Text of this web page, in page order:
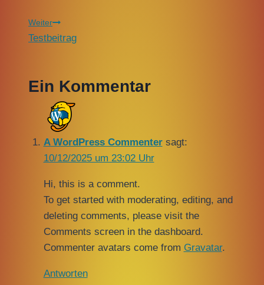
Weiter
Testbeitrag
Ein Kommentar
A WordPress Commenter sagt:
10/12/2025 um 23:02 Uhr
Hi, this is a comment.
To get started with moderating, editing, and
deleting comments, please visit the
Comments screen in the dashboard.
Commenter avatars come from Gravatar.
Antworten